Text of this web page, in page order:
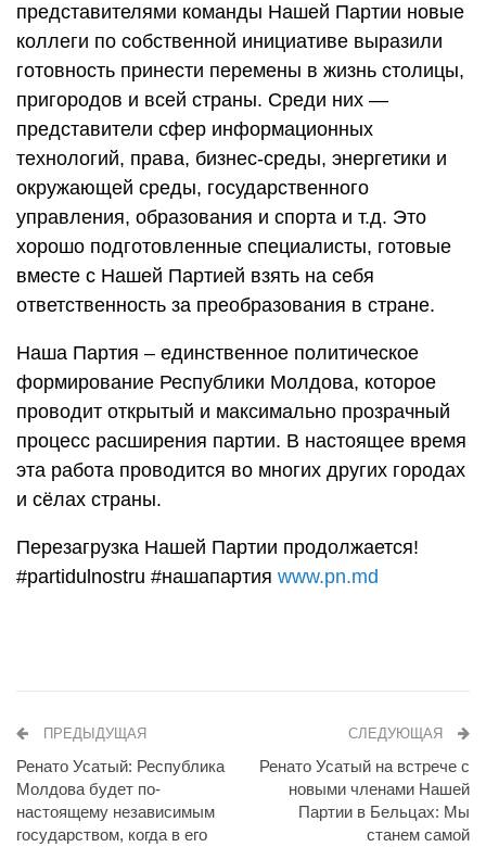
представителями команды Нашей Партии новые
коллеги по собственной инициативе выразили
готовность принести перемены в жизнь столицы,
пригородов и всей страны. Среди них —
представители сфер информационных
технологий, права, бизнес-среды, энергетики и
окружающей среды, государственного
управления, образования и спорта и т.д. Это
хорошо подготовленные специалисты, готовые
вместе с Нашей Партией взять на себя
ответственность за преобразования в стране.
Наша Партия – единственное политическое
формирование Республики Молдова, которое
проводит открытый и максимально прозрачный
процесс расширения партии. В настоящее время
эта работа проводится во многих других городах
и сёлах страны.
Перезагрузка Нашей Партии продолжается!
#partidulnostru #нашапартия www.pn.md
ПРЕДЫДУЩАЯ
Ренато Усатый: Республика
Молдова будет по-
настоящему независимым
государством, когда в его
СЛЕДУЮЩАЯ
Ренато Усатый на встрече с
новыми членами Нашей
Партии в Бельцах: Мы
станем самой